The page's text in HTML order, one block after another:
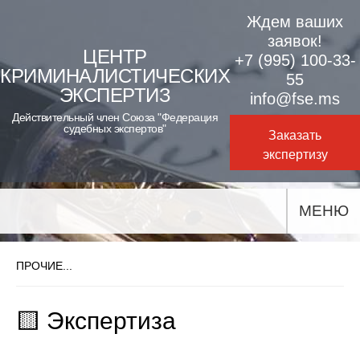
content
ЦЕНТР
КРИМИНАЛИСТИЧЕСКИХ
ЭКСПЕРТИЗ
Действительный член Союза "Федерация
судебных экспертов"
Ждем ваших
заявок!
+7 (995) 100-33-
55
info@fse.ms
Заказать
экспертизу
МЕНЮ
ПРОЧИЕ...
🟨 Экспертиза